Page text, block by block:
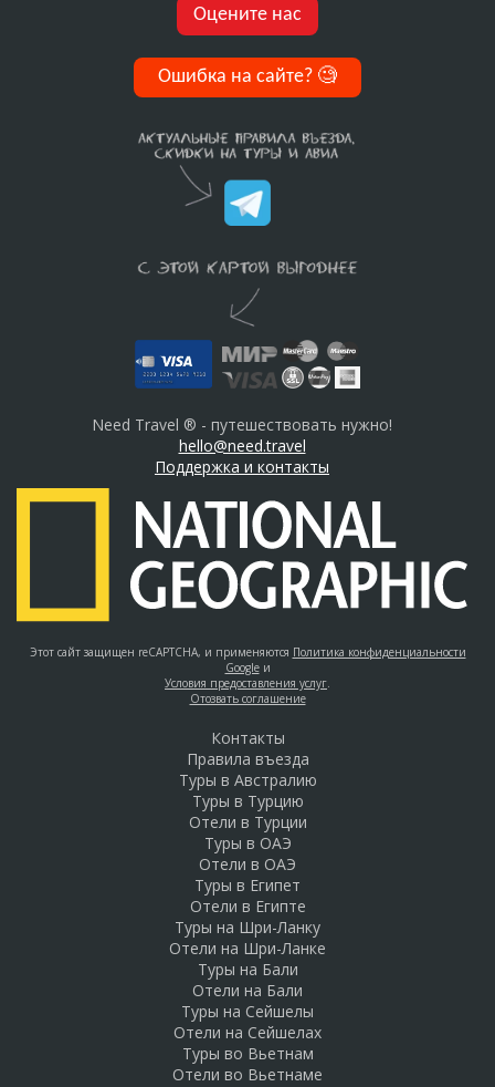
Оцените нас
Ошибка на сайте? 🧐
Need Travel ® - путешествовать нужно!
hello@need.travel
Поддержка и контакты
Этот сайт защищен reCAPTCHA, и применяются Политика конфиденциальности
Googleи
Условия предоставления услуг.
Отозвать соглашение
Контакты
Правила въезда
Туры в Австралию
Туры в Турцию
Отели в Турции
Туры в ОАЭ
Отели в ОАЭ
Туры в Египет
Отели в Египте
Туры на Шри-Ланку
Отели на Шри-Ланке
Туры на Бали
Отели на Бали
Туры на Сейшелы
Отели на Сейшелах
Туры во Вьетнам
Отели во Вьетнаме